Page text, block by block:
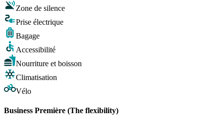
Zone de silence
Prise électrique
Bagage
Accessibilité
Nourriture et boisson
Climatisation
Vélo
Business Première (The flexibility)